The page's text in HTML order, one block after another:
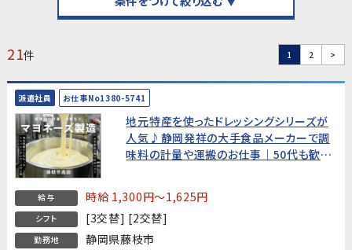
21件 1 2 >
派遣社員 お仕事No1380-5741
地元特産を使ったドレッシングシリーズが
人気♪静岡発祥の大手食品メーカーで調
味料の計量や運搬のお仕事｜50代も歓迎
給与 時給 1,300円～1,625円
シフト [3交替] [2交替]
勤務地 静岡県藤枝市